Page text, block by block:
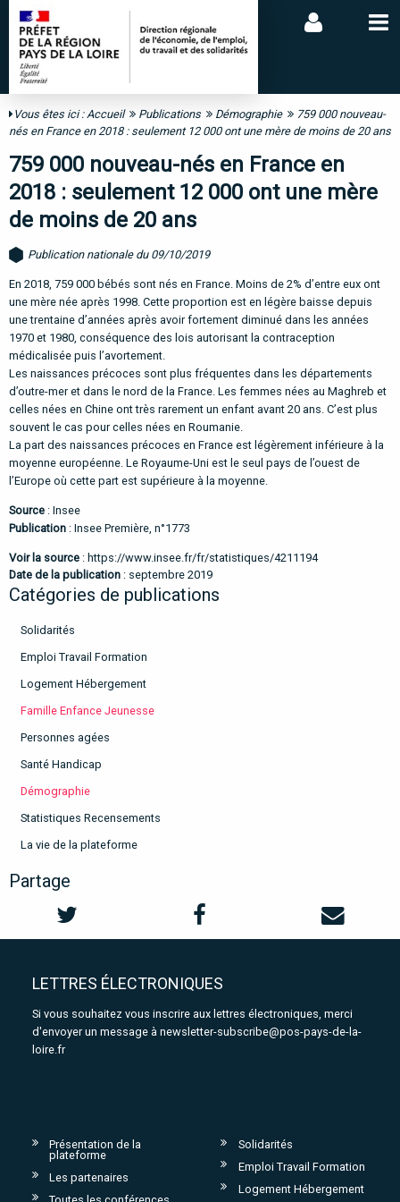
Vous êtes ici :Accueil Publications Démographie
759 000 nouveau-
nés en France en 2018 : seulement 12 000 ont une mère de moins de 20 ans
759 000 nouveau-nés en France en
2018 : seulement 12 000 ont une mère
de moins de 20 ans
Publication nationale du 09/10/2019
En 2018, 759 000 bébés sont nés en France. Moins de 2% d’entre eux ont
une mère née après 1998. Cette proportion est en légère baisse depuis
une trentaine d’années après avoir fortement diminué dans les années
1970 et 1980, conséquence des lois autorisant la contraception
médicalisée puis l’avortement.
Les naissances précoces sont plus fréquentes dans les départements
d’outre-mer et dans le nord de la France. Les femmes nées au Maghreb et
celles nées en Chine ont très rarement un enfant avant 20 ans. C’est plus
souvent le cas pour celles nées en Roumanie.
La part des naissances précoces en France est légèrement inférieure à la
moyenne européenne. Le Royaume-Uni est le seul pays de l’ouest de
l’Europe où cette part est supérieure à la moyenne.
Source : Insee
Publication : Insee Première, n°1773
Voir la source : https://www.insee.fr/fr/statistiques/4211194
Date de la publication : septembre 2019
Catégories de publications
Solidarités
Emploi Travail Formation
Logement Hébergement
Famille Enfance Jeunesse
Personnes agées
Santé Handicap
Démographie
Statistiques Recensements
La vie de la plateforme
Partage
LETTRES ÉLECTRONIQUES
Si vous souhaitez vous inscrire aux lettres électroniques, merci
d'envoyer un message à newsletter-subscribe@pos-pays-de-la-
loire.fr
Présentation de la
plateforme
Les partenaires
Solidarités
Emploi Travail Formation
Logement Hébergement